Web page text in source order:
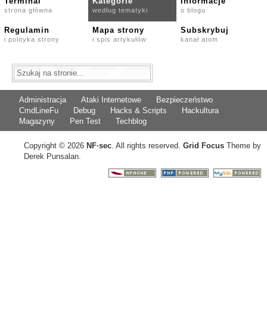
strona główna według tematyki o blogu
Regulamin
i polityka strony
Mapa strony
i spis artykułów
Subskrybuj
kanał atom
Administracja Ataki Internetowe
Bezpieczeństwo
CmdLineFu
Debug Hacks & Scripts
Hackultura
Magazyny
Pen Test Techblog
Copyright © 2026 NF·sec. All rights reserved. Grid Focus Theme by
Derek Punsalan.